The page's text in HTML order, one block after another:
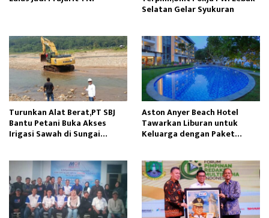
Selatan Gelar Syukuran
Turunkan Alat Berat,PT SBJ
Bantu Petani Buka Akses
Irigasi Sawah di Sungai
Aston Anyer Beach Hotel
Tawarkan Liburan untuk
Keluarga dengan Paket